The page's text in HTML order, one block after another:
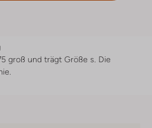
groß und trägt Größe s. Die